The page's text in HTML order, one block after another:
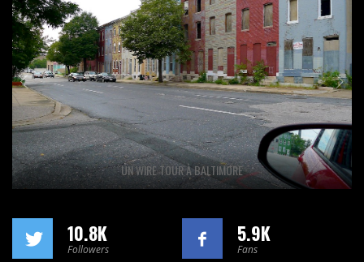
UN WIRE TOUR À BALTIMORE
10.8K
Followers
5.9K
Fans